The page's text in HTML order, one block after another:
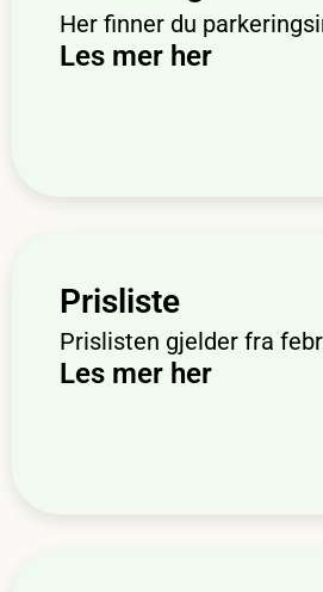
Her finner du
Les mer her
Prisliste
Prislisten gjelder fra
Les mer her